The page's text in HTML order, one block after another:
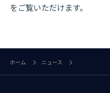
をご覧いただけます。
ホーム ニュース